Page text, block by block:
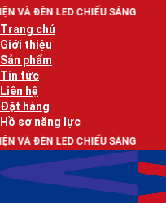
Bỏ
qua
nội
dung
SÁNG
Trang chủ
Giới thiệu
Sản phẩm
Tin tức
Liên hệ
Đặt hàng
Hồ sơ năng lực
SÁNG